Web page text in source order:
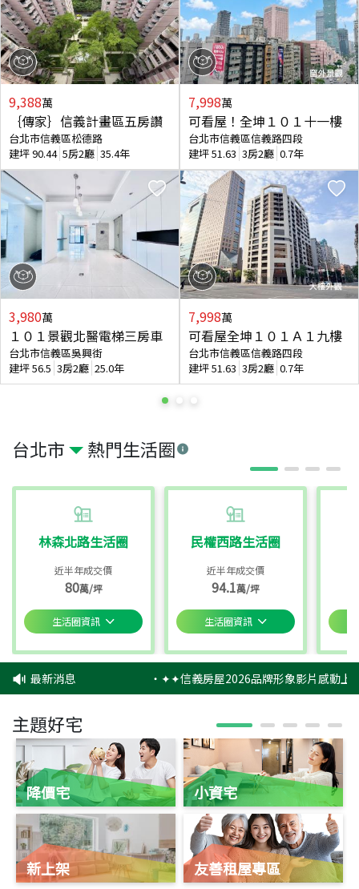
台北市 熱門生活圈
林森北路生活圈
近半年成交價
80萬/坪
生活圈資訊
民權西路生活圈
近半年成交價
94.1萬/坪
生活圈資訊
9,388萬
｛傳家｝信義計畫區五房讚
台北市信義區松德路
建坪90.44 5房2廳 35.4年
3,980萬
１０１景觀北醫電梯三房車
台北市信義區吳興街
建坪56.5 3房2廳 25.0年
7,998萬
可看屋！全坤１０１十一樓
台北市信義區信義路四段
建坪51.63 3房2廳 0.7年
7,998萬
可看屋全坤１０１Ａ１九樓
台北市信義區信義路四段
建坪51.63 3房2廳 0.7年
最新消息 ‧✦✦信義房屋2026品牌形象影片感動上
主題好宅
降價宅
新上架
小資宅
友善租屋專區